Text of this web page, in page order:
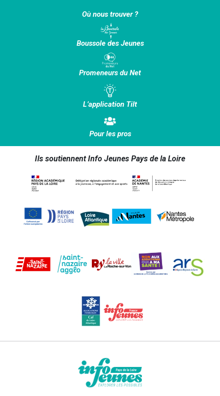
Où nous trouver ?
Boussole des Jeunes
Promeneurs du Net
L’application Tilt
Pour les pros
Ils soutiennent Info Jeunes Pays de la Loire